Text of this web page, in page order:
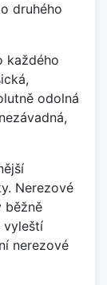
druhého
každého
odolná
Nerezové
běžně
vyleští
nerezové